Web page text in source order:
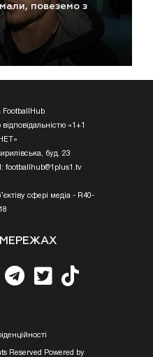
повеземо з
FootballHub
«1+1
буд. 23
footballhub@1plus1.tv
сфері медіа - R40-
Reserved Powered by